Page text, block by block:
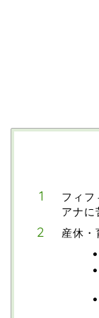
フィフ
アナに
産休・